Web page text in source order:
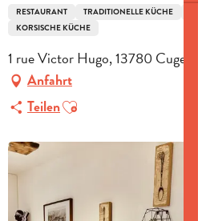
RESTAURANT TRADITIONELLE KÜCHE
KORSISCHE KÜCHE
1 rue Victor Hugo, 13780 Cuges-
Anfahrt
TeilenAjouter aux favoris